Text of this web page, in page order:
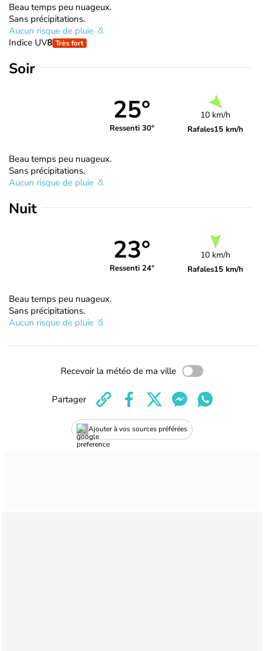
Beau temps peu nuageux.
Sans précipitations.
Aucun risque de pluie
Indice UV8 Très fort
Soir
25°
Ressenti 30°
10 km/h
Rafales15 km/h
Beau temps peu nuageux.
Sans précipitations.
Aucun risque de pluie
Nuit
23°
Ressenti 24°
10 km/h
Rafales15 km/h
Beau temps peu nuageux.
Sans précipitations.
Aucun risque de pluie
Recevoir la météo de ma ville
Ajouter à vos sources préférées
Partager